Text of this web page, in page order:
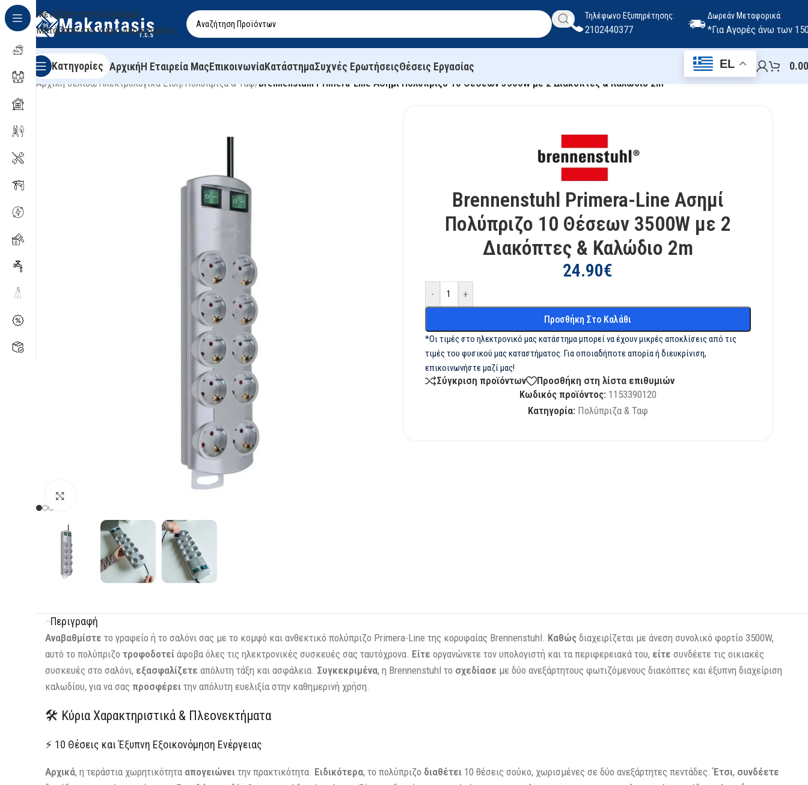
Μετάβαση στην πλοήγηση
Μετάβαση στο κύριο περιεχόμενο
Τηλέφωνο Εξυπηρέτησης:
2102440377
Δωρεάν Μεταφορικά:
*Για Αγορές άνω των
Κατηγορίες ΑρχικήΗ Εταιρεία ΜαςΕπικοινωνίαΚατάστημαΣυχνές ΕρωτήσειςΘέσεις Εργασίας EL 0.00
Αρχική σελίδα/Ηλεκτρολογικά Είδη/Πολύπριζα & Ταφ/Brennenstuhl Primera-Line Ασημί Πολύπριζο 10 Θέσεων 3500W με 2 Διακόπτες & Καλώδιο 2m
Brennenstuhl Primera-Line Ασημί
Πολύπριζο 10 Θέσεων 3500W με 2
Διακόπτες & Καλώδιο 2m
24.90€
- +
Προσθήκη Στο Καλάθι
*Οι τιμές στο ηλεκτρονικό μας κατάστημα μπορεί να έχουν μικρές αποκλίσεις από τις
τιμές του φυσικού μας καταστήματος. Για οποιαδήποτε απορία ή διευκρίνιση,
επικοινωνήστε μαζί μας!
Σύγκριση προϊόντων
Προσθήκη στη λίστα επιθυμιών
Κωδικός προϊόντος: 1153390120
Κατηγορία: Πολύπριζα & Ταφ
Περιγραφή
Αναβαθμίστε το γραφείο ή το σαλόνι σας με το κομψό και ανθεκτικό πολύπριζο Primera-Line της κορυφαίας Brennenstuhl. Καθώς διαχειρίζεται με άνεση συνολικό φορτίο 3500W,
αυτό το πολύπριζο τροφοδοτεί άφοβα όλες τις ηλεκτρονικές συσκευές σας ταυτόχρονα. Είτε οργανώνετε τον υπολογιστή και τα περιφερειακά του, είτε συνδέετε τις οικιακές
συσκευές στο σαλόνι, εξασφαλίζετε απόλυτη τάξη και ασφάλεια. Συγκεκριμένα, η Brennenstuhl το σχεδίασε με δύο ανεξάρτητους φωτιζόμενους διακόπτες και έξυπνη διαχείριση
καλωδίου, για να σας προσφέρει την απόλυτη ευελιξία στην καθημερινή χρήση.
🛠️ Κύρια Χαρακτηριστικά & Πλεονεκτήματα
⚡ 10 Θέσεις και Έξυπνη Εξοικονόμηση Ενέργειας
Αρχικά, η τεράστια χωρητικότητα απογειώνει την πρακτικότητα. Ειδικότερα, το πολύπριζο διαθέτει 10 θέσεις σούκο, χωρισμένες σε δύο ανεξάρτητες πεντάδες.Έτσι, συνδέετε